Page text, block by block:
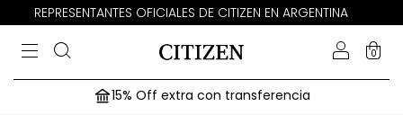
REPRESENTANTES OFICIALES DE CITIZEN EN ARGENTINA
0
15% Off extra con transferencia